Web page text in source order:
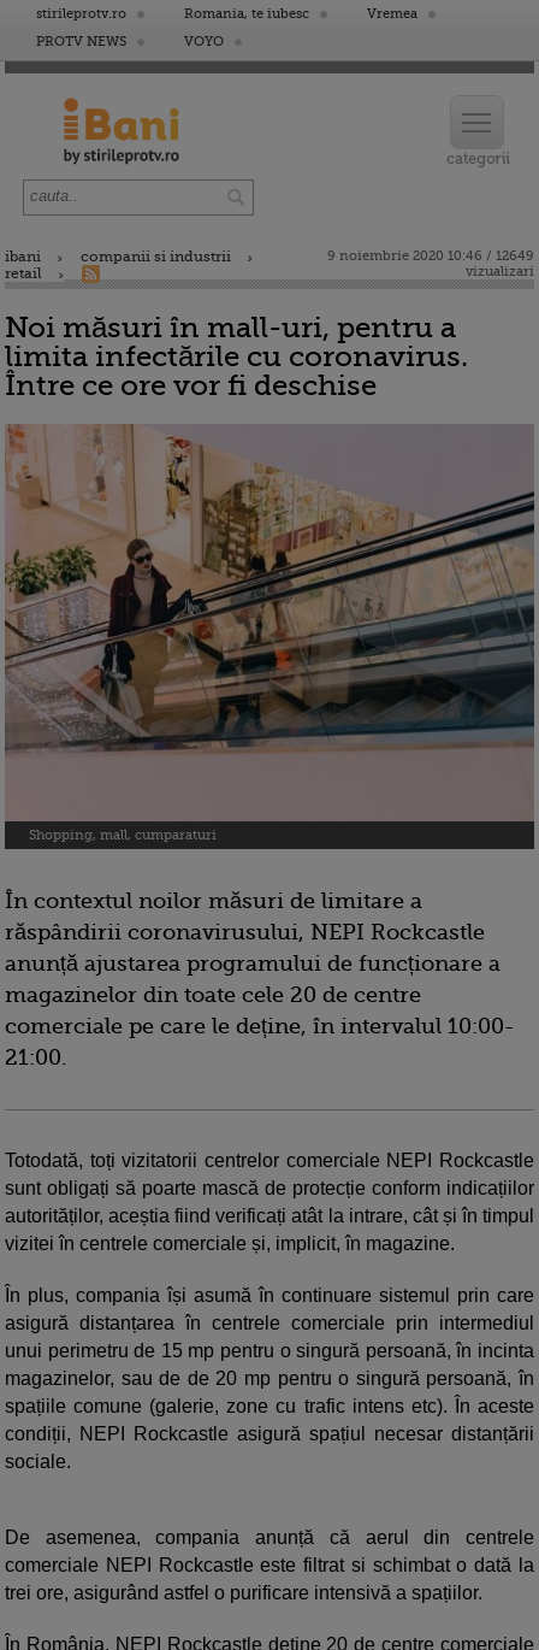
stirileprotv.ro Romania, te iubesc
Vremea
PROTV NEWS
VOYO
ibani
companii si industrii
retail
9 noiembrie 2020 10:46 / 12649
vizualizari
Noi măsuri în mall-uri, pentru a
limita infectările cu coronavirus.
Între ce ore vor fi deschise
Shopping, mall, cumparaturi
În contextul noilor măsuri de limitare a
răspândirii coronavirusului, NEPI Rockcastle
anunță ajustarea programului de funcționare a
magazinelor din toate cele 20 de centre
comerciale pe care le deține, în intervalul 10:00-
21:00.
Totodată, toți vizitatorii centrelor comerciale NEPI Rockcastle
sunt obligați să poarte mască de protecție conform indicațiilor
autorităților, aceștia fiind verificați atât la intrare, cât și în timpul
vizitei în centrele comerciale și, implicit, în magazine.
În plus, compania își asumă în continuare sistemul prin care
asigură distanțarea în centrele comerciale prin intermediul
unui perimetru de 15 mp pentru o singură persoană, în incinta
magazinelor, sau de de 20 mp pentru o singură persoană, în
spațiile comune (galerie, zone cu trafic intens etc). În aceste
condiții, NEPI Rockcastle asigură spațiul necesar distanțării
sociale.
De asemenea, compania anunță că aerul din centrele
comerciale NEPI Rockcastle este filtrat si schimbat o dată la
trei ore, asigurând astfel o purificare intensivă a spațiilor.
În România, NEPI Rockcastle deține 20 de centre comerciale